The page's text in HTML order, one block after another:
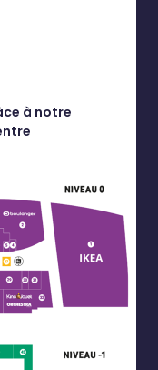
à notre